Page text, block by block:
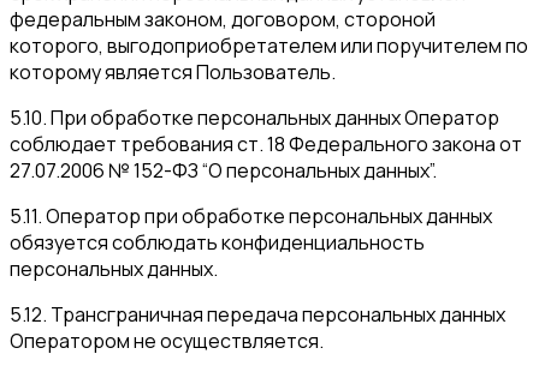
федеральным законом, договором, стороной
которого, выгодоприобретателем или поручителем по
которому является Пользователь.
5.10. При обработке персональных данных Оператор
соблюдает требования ст. 18 Федерального закона от
27.07.2006 № 152-ФЗ “О персональных данных”.
5.11. Оператор при обработке персональных данных
обязуется соблюдать конфиденциальность
персональных данных.
5.12. Трансграничная передача персональных данных
Оператором не осуществляется.